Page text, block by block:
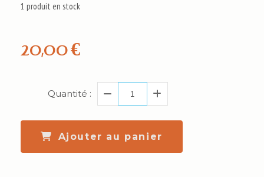
20,00€
1 produit en stock
Quantité :
Ajouter au panier